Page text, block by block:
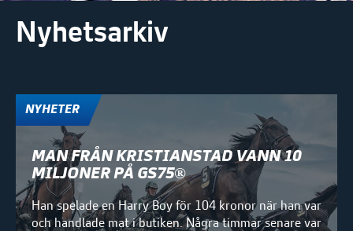
Nyhetsarkiv
NYHETER
MAN FRÅN KRISTIANSTAD VANN 10
MILJONER PÅ GS75®
Han spelade en Harry Boy för 104 kronor när han var
och handlade mat i butiken. Några timmar senare var